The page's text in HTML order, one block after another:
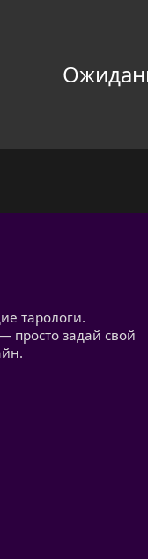
тарологи.
просто задай свой